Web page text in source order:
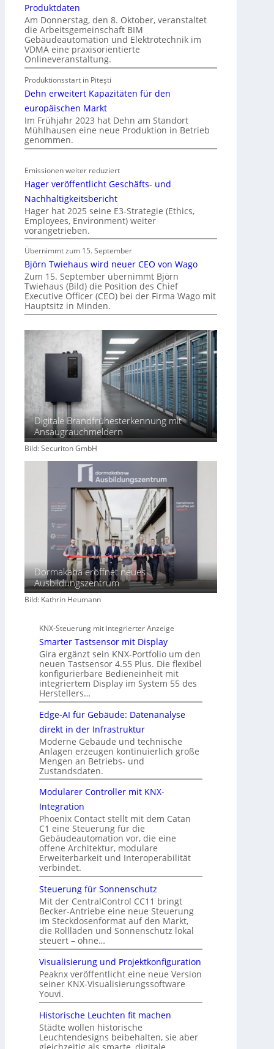
t
r
o
m
o
b
i
l
i
t
i
n
d
e
r
m
m
o
b
i
l
w
s
c
h
t
Produktdaten
Am Donnerstag, den 8. Oktober, veranstaltet
die Arbeitsgemeinschaft BIM
Gebäudeautomation und Elektrotechnik im
VDMA eine praxisorientierte
Onlineveranstaltung.
Produktionsstart in Piteşti
Dehn erweitert Kapazitäten für den
europäischen Markt
Im Frühjahr 2023 hat Dehn am Standort
Mühlhausen eine neue Produktion in Betrieb
genommen.
Emissionen weiter reduziert
Hager veröffentlicht Geschäfts- und
Nachhaltigkeitsbericht
Hager hat 2025 seine E3-Strategie (Ethics,
Employees, Environment) weiter
vorangetrieben.
Übernimmt zum 15. September
Björn Twiehaus wird neuer CEO von Wago
Zum 15. September übernimmt Björn
Twiehaus (Bild) die Position des Chief
Executive Officer (CEO) bei der Firma Wago mit
Hauptsitz in Minden.
Digitale Brandfrühesterkennung mit
Ansaugrauchmeldern
Bild: Securiton GmbH
Dormakaba eröffnet neues
Ausbildungszentrum
Bild: Kathrin Heumann
KNX-Steuerung mit integrierter Anzeige
Smarter Tastsensor mit Display
Gira ergänzt sein KNX-Portfolio um den
neuen Tastsensor 4.55 Plus. Die flexibel
konfigurierbare Bedieneinheit mit
integriertem Display im System 55 des
Herstellers…
Edge-AI für Gebäude: Datenanalyse
direkt in der Infrastruktur
Moderne Gebäude und technische
Anlagen erzeugen kontinuierlich große
Mengen an Betriebs- und
Zustandsdaten.
Modularer Controller mit KNX-
Integration
Phoenix Contact stellt mit dem Catan
C1 eine Steuerung für die
Gebäudeautomation vor, die eine
offene Architektur, modulare
Erweiterbarkeit und Interoperabilität
verbindet.
Steuerung für Sonnenschutz
Mit der CentralControl CC11 bringt
Becker-Antriebe eine neue Steuerung
im Steckdosenformat auf den Markt,
die Rollläden und Sonnenschutz lokal
steuert – ohne…
Visualisierung und Projektkonfiguration
Peaknx veröffentlicht eine neue Version
seiner KNX-Visualisierungssoftware
Youvi.
Historische Leuchten fit machen
Städte wollen historische
Leuchtendesigns beibehalten, sie aber